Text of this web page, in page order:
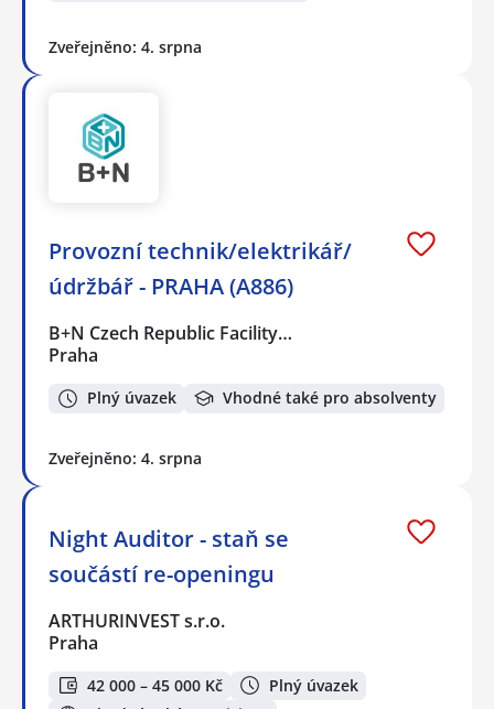
Zveřejněno: 4. srpna
Provozní technik/elektrikář/
údržbář - PRAHA (A886)
B+N Czech Republic Facility…
Praha
Plný úvazek Vhodné také pro absolventy
Zveřejněno: 4. srpna
Night Auditor - staň se
součástí re-openingu
ARTHURINVEST s.r.o.
Praha
42 000 – 45 000 Kč
Plný úvazek